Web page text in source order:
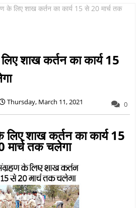
के लिए शाख कर्तन का कार्य 15 से 20 मार्च तक
शाख कर्तन का कार्य 15
Thursday, March 11, 2021 0
शाख कर्तन का कार्य 15
मार्च तक चलेगा